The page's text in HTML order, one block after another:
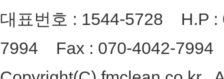
대표번호 : 1544-5728 H.P
7994 Fax : 070-4042-